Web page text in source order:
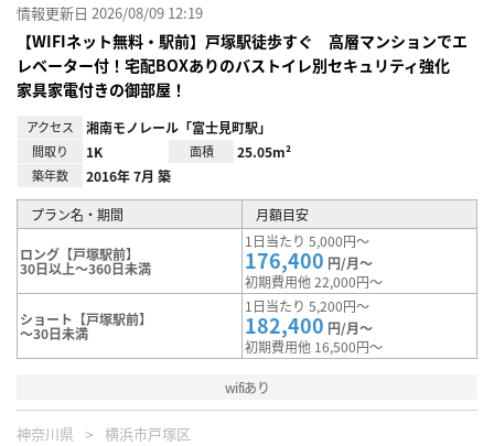
情報更新日 2026/08/09 12:19
【WIFIネット無料・駅前】戸塚駅徒歩すぐ 高層マンションでエ
レベーター付！宅配BOXありのバストイレ別セキュリティ強化
家具家電付きの御部屋！
アクセス 湘南モノレール「富士見町駅」
間取り 1K 面積 25.05m²
築年数 2016年 7月 築
プラン名・期間 月額目安
ロング【戸塚駅前】
30日以上～360日未満
1日当たり 5,000円～
176,400 円/月～
初期費用他 22,000円～
ショート【戸塚駅前】
～30日未満
1日当たり 5,200円～
182,400 円/月～
初期費用他 16,500円～
wifiあり
神奈川県 横浜市戸塚区